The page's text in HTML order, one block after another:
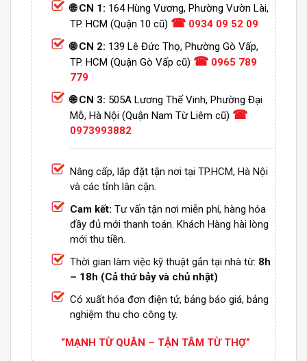
🌐 CN 1: 164 Hùng Vương, Phường Vườn Lài,
TP. HCM (Quận 10 cũ) ☎ 0934 09 52 09
🌐 CN 2: 139 Lê Đức Thọ, Phường Gò Vấp,
TP. HCM (Quận Gò Vấp cũ) ☎ 0965 789
779
🌐 CN 3: 505A Lương Thế Vinh, Phường Đại
Mỗ, Hà Nội (Quận Nam Từ Liêm cũ) ☎
0973993882
Nâng cấp, lắp đặt tận nơi tại TP.HCM, Hà Nội
và các tỉnh lân cận.
Cam kết: Tư vấn tận nơi miễn phí, hàng hóa
đầy đủ mới thanh toán. Khách Hàng hài lòng
mới thu tiền.
Thời gian làm việc kỹ thuật gắn tại nhà từ: 8h
– 18h (Cả thứ bảy và chủ nhật)
Có xuất hóa đơn điện tử, bảng báo giá, bảng
nghiệm thu cho công ty.
“MẠNH TỪ QUÂN – TẬN TÂM TỪ THỢ”